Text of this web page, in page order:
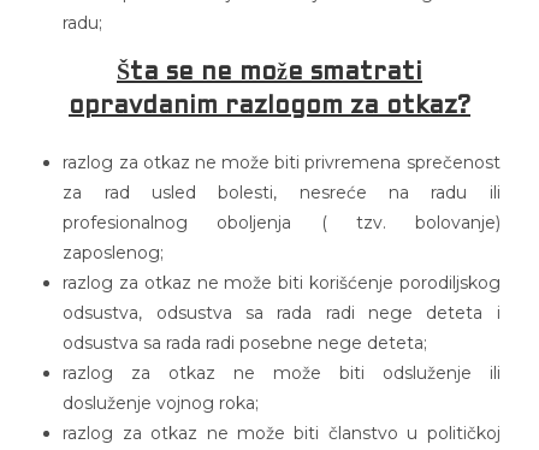
radu;
Šta se ne može smatrati
opravdanim razlogom za otkaz?
razlog za otkaz ne može biti privremena sprečenost
za rad usled bolesti, nesreće na radu ili
profesionalnog oboljenja ( tzv. bolovanje)
zaposlenog;
razlog za otkaz ne može biti korišćenje porodiljskog
odsustva, odsustva sa rada radi nege deteta i
odsustva sa rada radi posebne nege deteta;
razlog za otkaz ne može biti odsluženje ili
dosluženje vojnog roka;
razlog za otkaz ne može biti članstvo u političkoj